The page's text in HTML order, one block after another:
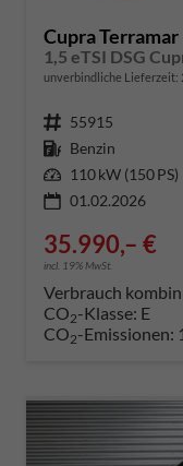
Cupra Terramar
1,5 eTSI DSG
unverbindliche Lieferzeit:
Fahrzeugnummer 55915
Kraftstoff Benzin
Leistung 110 kW (150 PS)
01.02.2026
35.990,– €
incl. 19% MwSt.
Verbrauch
CO2-Klasse: E
CO2-Emissionen: